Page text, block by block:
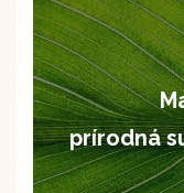
prírodná